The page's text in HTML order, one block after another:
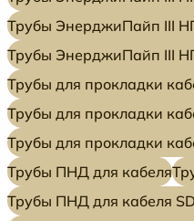
Трубы ЭнерджиПайп III
Трубы ЭнерджиПайп III
Трубы для прокладки
Трубы для прокладки
Трубы для прокладки
Трубы ПНД для кабеля
Трубы ПНД для кабеля